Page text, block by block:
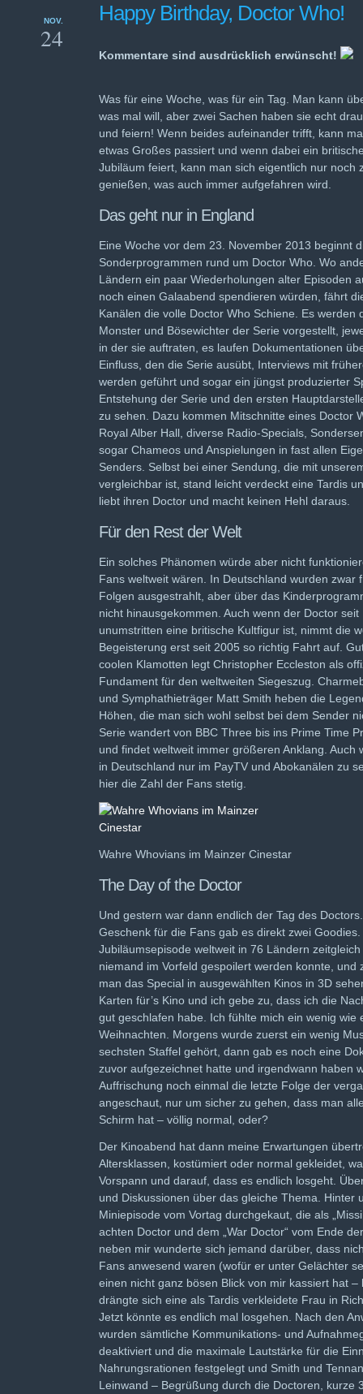
NOV.
24
Happy Birthday, Doctor Who!
Kommentare sind ausdrücklich erwünscht!
Was für eine Woche, was für ein Tag. Man kann
was mal will, aber zwei Sachen haben sie echt
und feiern! Wenn beides aufeinander trifft, kann
etwas Großes passiert und wenn dabei ein
Jubiläum feiert, kann man sich eigentlich nur noch
genießen, was auch immer aufgefahren wird.
Das geht nur in England
Eine Woche vor dem 23. November 2013 beginnt
Sonderprogrammen rund um Doctor Who. Wo
Ländern ein paar Wiederholungen alter Episoden
noch einen Galaabend spendieren würden, fährt
Kanälen die volle Doctor Who Schiene. Es werden
Monster und Bösewichter der Serie vorgestellt,
in der sie auftraten, es laufen Dokumentationen
Einfluss, den die Serie ausübt, Interviews mit
werden geführt und sogar ein jüngst produzierter
Entstehung der Serie und den ersten
zu sehen. Dazu kommen Mitschnitte eines Doctor
Royal Alber Hall, diverse Radio-Specials,
sogar Chameos und Anspielungen in fast allen
Senders. Selbst bei einer Sendung, die mit
vergleichbar ist, stand leicht verdeckt eine Tardis
liebt ihren Doctor und macht keinen Hehl daraus.
Für den Rest der Welt
Ein solches Phänomen würde aber nicht
Fans weltweit wären. In Deutschland wurden zwar
Folgen ausgestrahlt, aber über das
nicht hinausgekommen. Auch wenn der Doctor
unumstritten eine britische Kultfigur ist, nimmt die
Begeisterung erst seit 2005 so richtig Fahrt auf.
coolen Klamotten legt Christopher Eccleston als
Fundament für den weltweiten Siegeszug.
und Symphathieträger Matt Smith heben die
Höhen, die man sich wohl selbst bei dem Sender
Serie wandert von BBC Three bis ins Prime Time
und findet weltweit immer größeren Anklang. Auch
in Deutschland nur im PayTV und Abokanälen zu
hier die Zahl der Fans stetig.
Wahre Whovians im Mainzer Cinestar
The Day of the Doctor
Und gestern war dann endlich der Tag des
Geschenk für die Fans gab es direkt zwei
Jubiläumsepisode weltweit in 76 Ländern
niemand im Vorfeld gespoilert werden konnte, und
man das Special in ausgewählten Kinos in 3D
Karten für’s Kino und ich gebe zu, dass ich die
gut geschlafen habe. Ich fühlte mich ein wenig wie
Weihnachten. Morgens wurde zuerst ein wenig
sechsten Staffel gehört, dann gab es noch eine
zuvor aufgezeichnet hatte und irgendwann haben
Auffrischung noch einmal die letzte Folge der
angeschaut, nur um sicher zu gehen, dass man
Schirm hat – völlig normal, oder?
Der Kinoabend hat dann meine Erwartungen
Altersklassen, kostümiert oder normal gekleidet,
Vorspann und darauf, dass es endlich losgeht.
und Diskussionen über das gleiche Thema. Hinter
Miniepisode vom Vortag durchgekaut, die als
achten Doctor und dem „War Doctor“ vom Ende
neben mir wunderte sich jemand darüber, dass
Fans anwesend waren (wofür er unter Gelächter
einen nicht ganz bösen Blick von mir kassiert hat
drängte sich eine als Tardis verkleidete Frau in
Jetzt könnte es endlich mal losgehen. Nach den
wurden sämtliche Kommunikations- und
deaktiviert und die maximale Lautstärke für die
Nahrungsrationen festgelegt und Smith und
Leinwand – Begrüßung durch die Doctoren, kurze